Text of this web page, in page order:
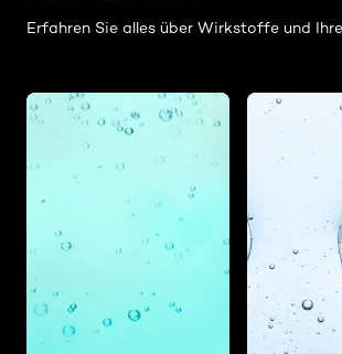
Erfahren Sie alles über Wirkstoffe und